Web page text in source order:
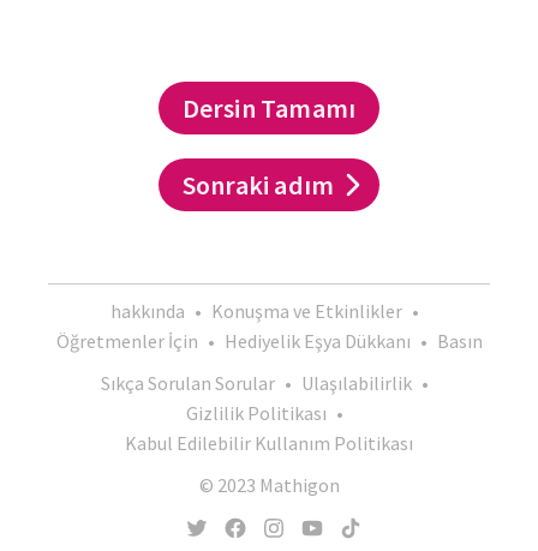
Dersin Tamamı
Sonraki adım
hakkında • Konuşma ve Etkinlikler •
Öğretmenler İçin • Hediyelik Eşya Dükkanı • Basın
Sıkça Sorulan Sorular • Ulaşılabilirlik •
Gizlilik Politikası •
Kabul Edilebilir Kullanım Politikası
© 2023 Mathigon